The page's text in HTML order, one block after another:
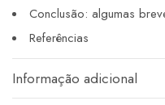
Conclusão: algumas
Referências
Informação adicional